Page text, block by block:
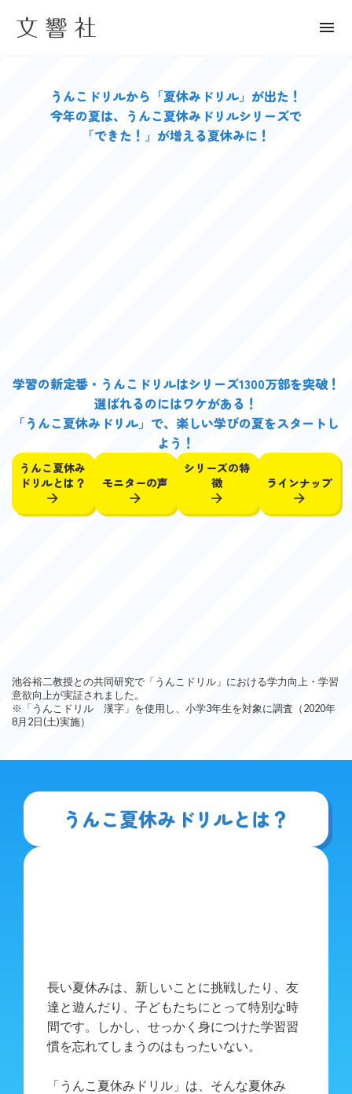
menu
うんこドリルから「夏休みドリル」が出た！
今年の夏は、うんこ夏休みドリルシリーズで
「できた！」が増える夏休みに！
学習の新定番・うんこドリルはシリーズ1300万部を突破！
選ばれるのにはワケがある！
「うんこ夏休みドリル」で、楽しい学びの夏をスタートし
よう！
うんこ夏休み
ドリルとは？
arrow_forward
モニターの声
arrow_forward
シリーズの特
徴
arrow_forward
ラインナップ
arrow_forward
池谷裕二教授との共同研究で「うんこドリル」における学力向上・学習
意欲向上が実証されました。
※「うんこドリル 漢字」を使用し、小学3年生を対象に調査（2020年
8月2日(土)実施）
うんこ夏休みドリルとは？
長い夏休みは、新しいことに挑戦したり、友
達と遊んだり、子どもたちにとって特別な時
間です。しかし、せっかく身につけた学習習
慣を忘れてしまうのはもったいない。
「うんこ夏休みドリル」は、そんな夏休み